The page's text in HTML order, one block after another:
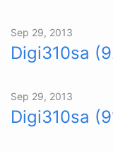
Sep 29, 2013
Digi310sa
Sep 29, 2013
Digi310sa